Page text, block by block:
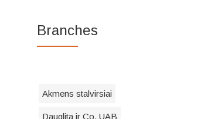
Branches
Akmens stalvirsiai
Dauglita ir Co, UAB